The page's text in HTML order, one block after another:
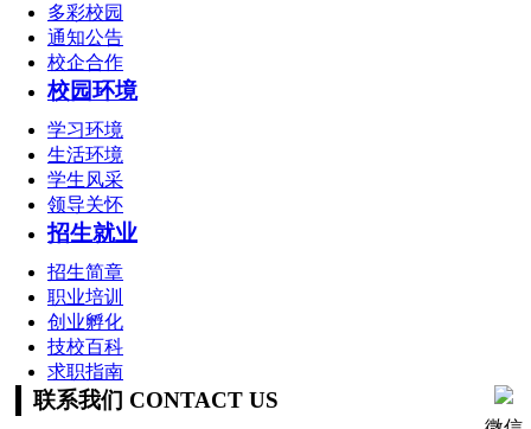
多彩校园
通知公告
校企合作
校园环境
学习环境
生活环境
学生风采
领导关怀
招生就业
招生简章
职业培训
创业孵化
技校百科
求职指南
联系我们 CONTACT US